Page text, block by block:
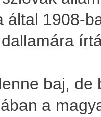
által 1908-
baj, de
a